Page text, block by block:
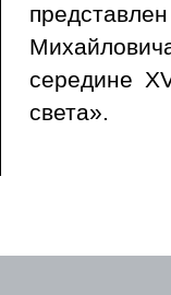
середине
света».